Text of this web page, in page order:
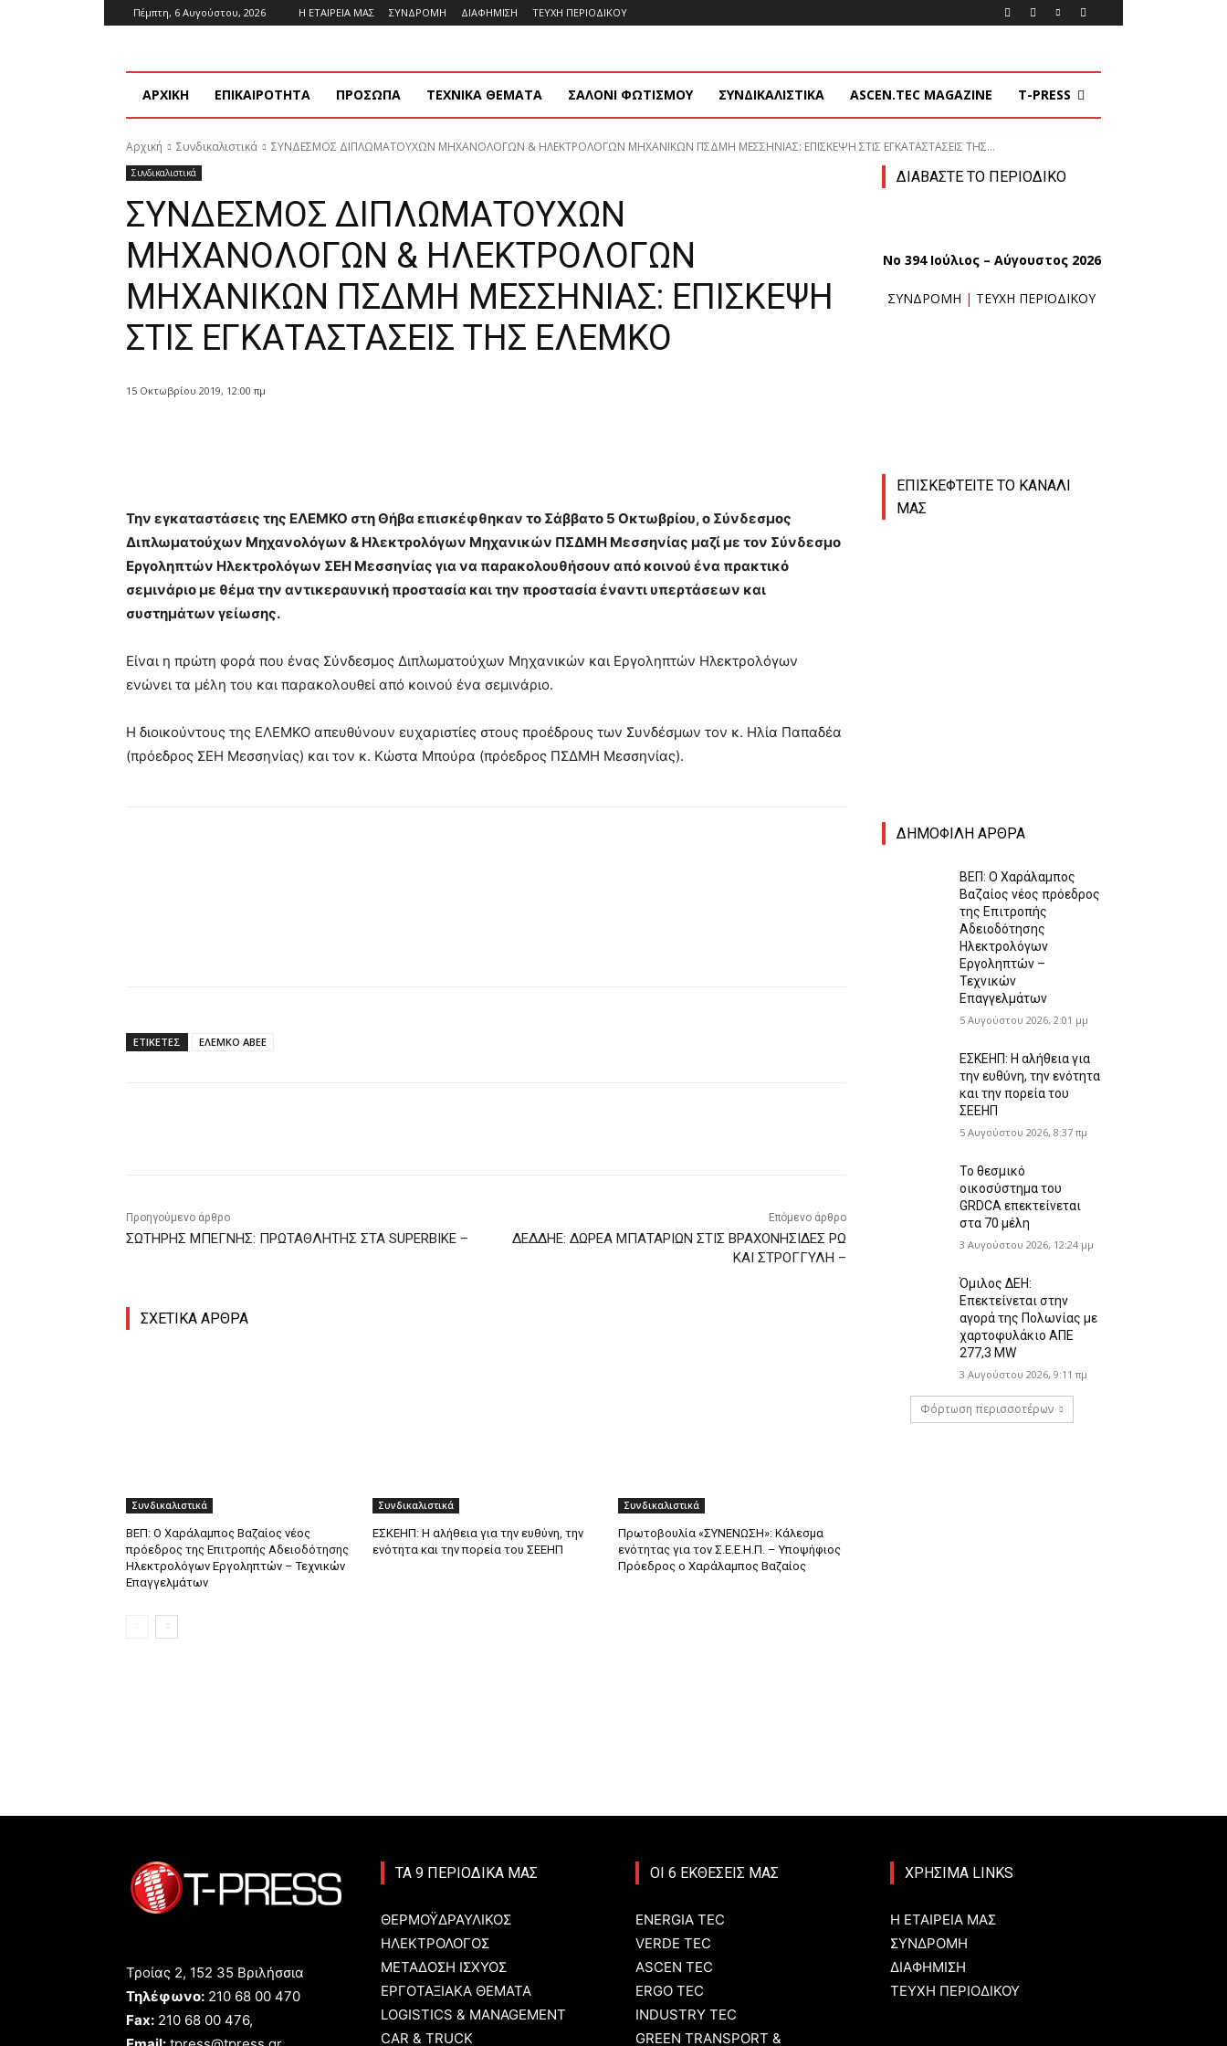
Πέμπτη, 6 Αυγούστου, 2026 Η ΕΤΑΙΡΕΙΑ ΜΑΣ ΣΥΝΔΡΟΜΗ ΔΙΑΦΗΜΙΣΗ ΤΕΥΧΗ ΠΕΡΙΟΔΙΚΟΥ
ΑΡΧΙΚΗ ΕΠΙΚΑΙΡΟΤΗΤΑ ΠΡΟΣΩΠΑ ΤΕΧΝΙΚΑ ΘΕΜΑΤΑ ΣΑΛΟΝΙ ΦΩΤΙΣΜΟΥ ΣΥΝΔΙΚΑΛΙΣΤΙΚΑ ASCEN.TEC MAGAZINE T-PRESS
Αρχική Συνδικαλιστικά ΣΥΝΔΕΣΜΟΣ ΔΙΠΛΩΜΑΤΟΥΧΩΝ ΜΗΧΑΝΟΛΟΓΩΝ & ΗΛΕΚΤΡΟΛΟΓΩΝ ΜΗΧΑΝΙΚΩΝ ΠΣΔΜΗ ΜΕΣΣΗΝΙΑΣ: ΕΠΙΣΚΕΨΗ ΣΤΙΣ ΕΓΚΑΤΑΣΤΑΣΕΙΣ ΤΗΣ...
Συνδικαλιστικά
ΣΥΝΔΕΣΜΟΣ ΔΙΠΛΩΜΑΤΟΥΧΩΝ
ΜΗΧΑΝΟΛΟΓΩΝ & ΗΛΕΚΤΡΟΛΟΓΩΝ
ΜΗΧΑΝΙΚΩΝ ΠΣΔΜΗ ΜΕΣΣΗΝΙΑΣ: ΕΠΙΣΚΕΨΗ
ΣΤΙΣ ΕΓΚΑΤΑΣΤΑΣΕΙΣ ΤΗΣ ΕΛΕΜΚΟ
15 Οκτωβρίου 2019, 12:00 πμ
Την εγκαταστάσεις της ΕΛΕΜΚΟ στη Θήβα επισκέφθηκαν το Σάββατο 5 Οκτωβρίου, ο Σύνδεσμος
Διπλωματούχων Μηχανολόγων & Ηλεκτρολόγων Μηχανικών ΠΣΔΜΗ Μεσσηνίας μαζί με τον Σύνδεσμο
Εργοληπτών Ηλεκτρολόγων ΣΕΗ Μεσσηνίας για να παρακολουθήσουν από κοινού ένα πρακτικό
σεμινάριο με θέμα την αντικεραυνική προστασία και την προστασία έναντι υπερτάσεων και
συστημάτων γείωσης.
Είναι η πρώτη φορά που ένας Σύνδεσμος Διπλωματούχων Μηχανικών και Εργοληπτών Ηλεκτρολόγων
ενώνει τα μέλη του και παρακολουθεί από κοινού ένα σεμινάριο.
Η διοικούντους της ΕΛΕΜΚΟ απευθύνουν ευχαριστίες στους προέδρους των Συνδέσμων τον κ. Ηλία Παπαδέα
(πρόεδρος ΣΕΗ Μεσσηνίας) και τον κ. Κώστα Μπούρα (πρόεδρος ΠΣΔΜΗ Μεσσηνίας).
ΕΤΙΚΕΤΕΣ ΕΛΕΜΚΟ ΑΒΕΕ
Προηγούμενο άρθρο
ΣΩΤΗΡΗΣ ΜΠΕΓΝΗΣ: ΠΡΩΤΑΘΛΗΤΗΣ ΣΤΑ SUPERBIKE –
Επόμενο άρθρο
ΔΕΔΔΗΕ: ΔΩΡΕΑ ΜΠΑΤΑΡΙΩΝ ΣΤΙΣ ΒΡΑΧΟΝΗΣΙΔΕΣ ΡΩ
ΚΑΙ ΣΤΡΟΓΓΥΛΗ –
ΣΧΕΤΙΚΑ ΑΡΘΡΑ
Συνδικαλιστικά
ΒΕΠ: Ο Χαράλαμπος Βαζαίος νέος
πρόεδρος της Επιτροπής Αδειοδότησης
Ηλεκτρολόγων Εργοληπτών – Τεχνικών
Επαγγελμάτων
Συνδικαλιστικά
ΕΣΚΕΗΠ: Η αλήθεια για την ευθύνη, την
ενότητα και την πορεία του ΣΕΕΗΠ
Συνδικαλιστικά
Πρωτοβουλία «ΣΥΝΕΝΩΣΗ»: Κάλεσμα
ενότητας για τον Σ.Ε.Ε.Η.Π. – Υποψήφιος
Πρόεδρος ο Χαράλαμπος Βαζαίος
ΔΙΑΒΑΣΤΕ ΤΟ ΠΕΡΙΟΔΙΚΟ
No 394 Ιούλιος – Αύγουστος 2026
ΣΥΝΔΡΟΜΗ | ΤΕΥΧΗ ΠΕΡΙΟΔΙΚΟΥ
ΕΠΙΣΚΕΦΤΕΙΤΕ ΤΟ ΚΑΝΑΛΙ
ΜΑΣ
ΔΗΜΟΦΙΛΗ ΑΡΘΡΑ
ΒΕΠ: Ο Χαράλαμπος
Βαζαίος νέος πρόεδρος
της Επιτροπής
Αδειοδότησης
Ηλεκτρολόγων
Εργοληπτών –
Τεχνικών
Επαγγελμάτων
5 Αυγούστου 2026, 2:01 μμ
ΕΣΚΕΗΠ: Η αλήθεια για
την ευθύνη, την ενότητα
και την πορεία του
ΣΕΕΗΠ
5 Αυγούστου 2026, 8:37 πμ
Το θεσμικό
οικοσύστημα του
GRDCA επεκτείνεται
στα 70 μέλη
3 Αυγούστου 2026, 12:24 μμ
Όμιλος ΔΕΗ:
Επεκτείνεται στην
αγορά της Πολωνίας με
χαρτοφυλάκιο ΑΠΕ
277,3 MW
3 Αυγούστου 2026, 9:11 πμ
Φόρτωση περισσοτέρων
Τροίας 2, 152 35 Βριλήσσια
Τηλέφωνο: 210 68 00 470
Fax: 210 68 00 476,
ΤΑ 9 ΠΕΡΙΟΔΙΚΑ ΜΑΣ
ΘΕΡΜΟΫΔΡΑΥΛΙΚΟΣ
ΗΛΕΚΤΡΟΛΟΓΟΣ
ΜΕΤΑΔΟΣΗ ΙΣΧΥΟΣ
ΕΡΓΟΤΑΞΙΑΚΑ ΘΕΜΑΤΑ
LOGISTICS & MANAGEMENT
CAR & TRUCK
ΟΙ 6 ΕΚΘΕΣΕΙΣ ΜΑΣ
ENERGIA TEC
VERDE TEC
ASCEN TEC
ERGO TEC
INDUSTRY TEC
GREEN TRANSPORT &
ΧΡΗΣΙΜΑ LINKS
Η ΕΤΑΙΡΕΙΑ ΜΑΣ
ΣΥΝΔΡΟΜΗ
ΔΙΑΦΗΜΙΣΗ
ΤΕΥΧΗ ΠΕΡΙΟΔΙΚΟΥ